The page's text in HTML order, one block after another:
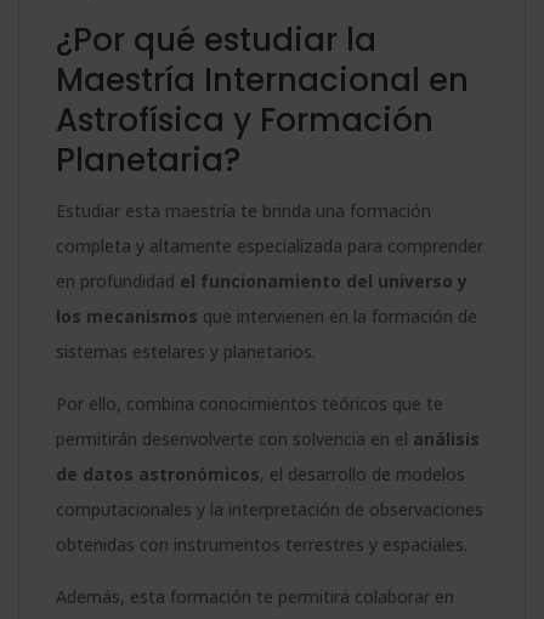
¿Por qué estudiar la
Maestría Internacional en
Astrofísica y Formación
Planetaria?
Estudiar esta maestría te brinda una formación
completa y altamente especializada para comprender
en profundidad el funcionamiento del universo y
los mecanismos que intervienen en la formación de
sistemas estelares y planetarios.
Por ello, combina conocimientos teóricos que te
permitirán desenvolverte con solvencia en el análisis
de datos astronómicos, el desarrollo de modelos
computacionales y la interpretación de observaciones
obtenidas con instrumentos terrestres y espaciales.
Además, esta formación te permitirá colaborar en